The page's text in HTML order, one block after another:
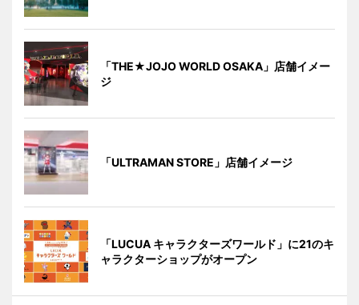
「THE★JOJO WORLD OSAKA」店舗イメー
ジ
「ULTRAMAN STORE」店舗イメージ
「LUCUA キャラクターズワールド」に21のキ
ャラクターショップがオープン